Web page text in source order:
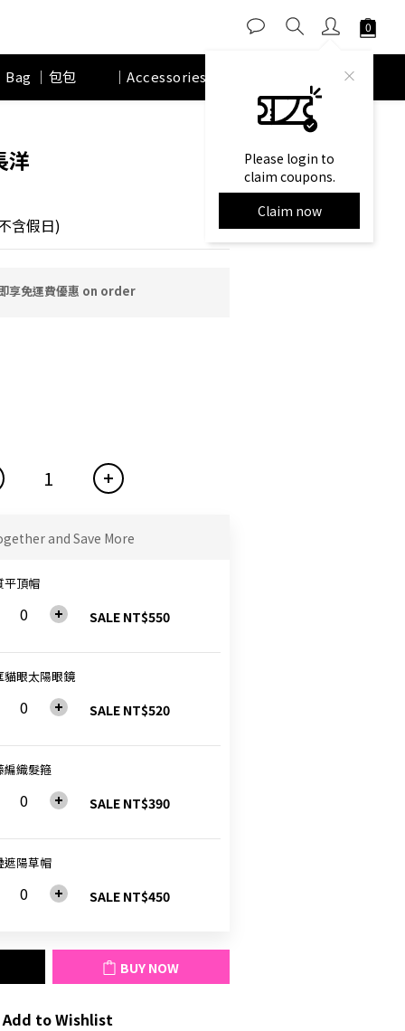
Please login to
claim coupons.
Claim now
Bag ｜包包 ｜Accessories｜ 配件 品牌故事
洋
含假日)
享免運費優惠 on order
and Save More
平頂帽
SALE NT$550
貓眼太陽眼鏡
SALE NT$520
編織髮箍
SALE NT$390
遮陽草帽
SALE NT$450
BUY NOW
Add to Wishlist
BUY NOW